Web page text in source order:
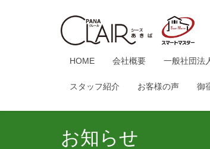
HOME 会社概要 一般社団法
スタッフ紹介 お客様の声 御
お知らせ